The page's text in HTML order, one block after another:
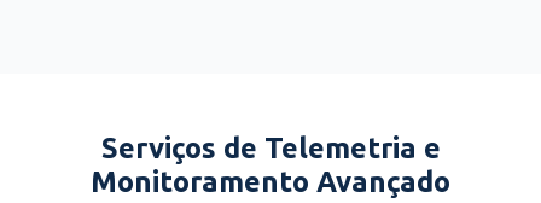
Serviços de Telemetria e
Monitoramento Avançado